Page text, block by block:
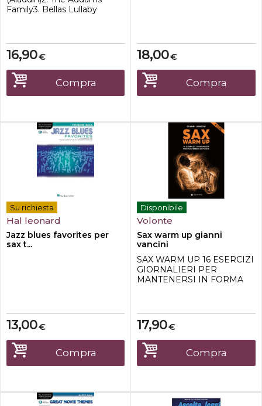
Family3. Bellas Lullaby
Re Mi (The Sound of
Music)7. Family Guy8. Lady
Marmelade (Moulin
Rouge)9. The Man From
Snowy River10. May It Be
(The Lord of the Rings)11.
€
16,90
Compra
€
18,00
Compra
Su richiesta
Hal leonard
Jazz blues favorites per
sax t...
€
13,00
Compra
Disponibile
Volonte
Sax warm up gianni
vancini
SAX WARM UP 16 ESERCIZI
GIORNALIERI PER
MANTENERSI IN FORMA
al warm up, al
perfezionamento della
tecnica e dellarticolazione
sullo strumento. Include
inoltre esercizi sulle scale e
sugli arpeggi costruiti sugli
€
17,90
Compra